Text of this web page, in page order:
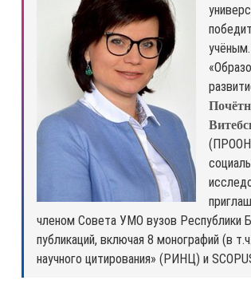
(ПРООН)
членом Совета УМО вузов Республики
публикаций, включая 8 монографий (в
научного цитирования» (РИНЦ) и